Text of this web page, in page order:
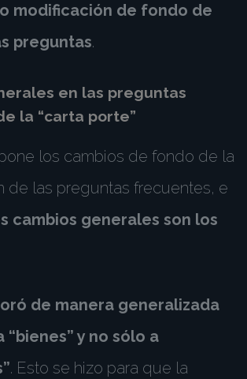
modificación de fondo de
preguntas.
en las preguntas
la “carta porte”
los cambios de fondo de la
de las preguntas frecuentes, e
cambios generales son los
de manera generalizada
“bienes” y no sólo a
. Esto se hizo para que la